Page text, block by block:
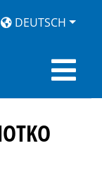
DEUTSCH